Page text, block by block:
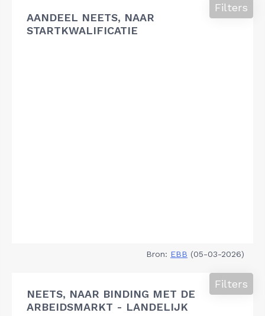
AANDEEL NEETS, NAAR
STARTKWALIFICATIE
Filters
Bron: EBB (05-03-2026)
NEETS, NAAR BINDING MET DE
ARBEIDSMARKT - LANDELIJK
Filters